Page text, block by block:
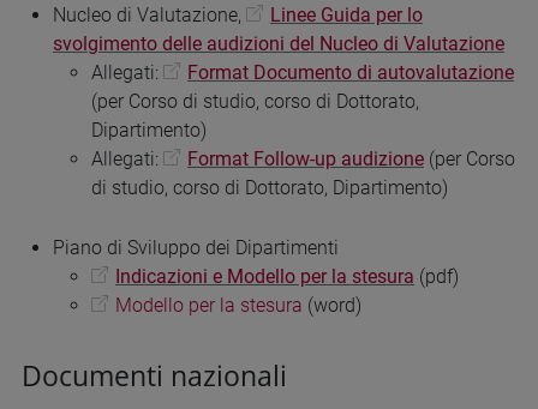
Nucleo di Valutazione,
Linee Guida per lo
svolgimento delle audizioni del Nucleo di Valutazione
Allegati:
Format Documento di autovalutazione
(per Corso di studio, corso di Dottorato,
Dipartimento)
Allegati:
Format Follow-up audizione (per Corso
di studio, corso di Dottorato, Dipartimento)
Piano di Sviluppo dei Dipartimenti
Indicazioni e Modello per la stesura (pdf)
Modello per la stesura (word)
Documenti nazionali